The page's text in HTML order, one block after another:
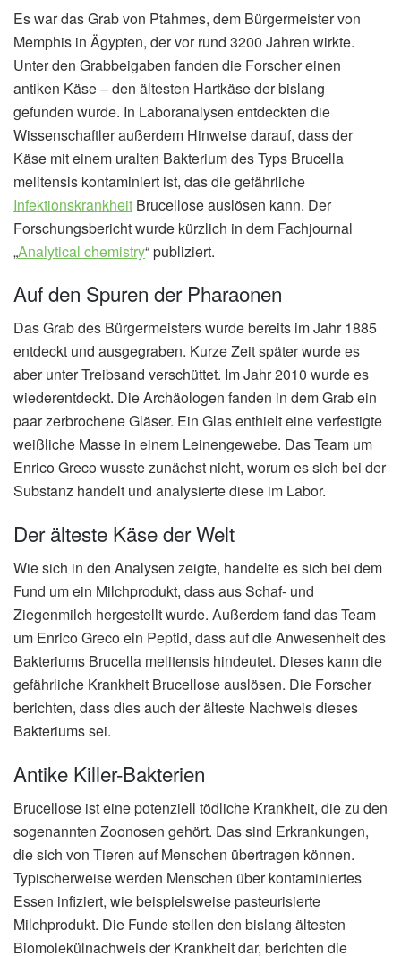
Es war das Grab von Ptahmes, dem Bürgermeister von
Memphis in Ägypten, der vor rund 3200 Jahren wirkte.
Unter den Grabbeigaben fanden die Forscher einen
antiken Käse – den ältesten Hartkäse der bislang
gefunden wurde. In Laboranalysen entdeckten die
Wissenschaftler außerdem Hinweise darauf, dass der
Käse mit einem uralten Bakterium des Typs Brucella
melitensis kontaminiert ist, das die gefährliche
Infektionskrankheit Brucellose auslösen kann. Der
Forschungsbericht wurde kürzlich in dem Fachjournal
„Analytical chemistry“ publiziert.
Auf den Spuren der Pharaonen
Das Grab des Bürgermeisters wurde bereits im Jahr 1885
entdeckt und ausgegraben. Kurze Zeit später wurde es
aber unter Treibsand verschüttet. Im Jahr 2010 wurde es
wiederentdeckt. Die Archäologen fanden in dem Grab ein
paar zerbrochene Gläser. Ein Glas enthielt eine verfestigte
weißliche Masse in einem Leinengewebe. Das Team um
Enrico Greco wusste zunächst nicht, worum es sich bei der
Substanz handelt und analysierte diese im Labor.
Der älteste Käse der Welt
Wie sich in den Analysen zeigte, handelte es sich bei dem
Fund um ein Milchprodukt, dass aus Schaf- und
Ziegenmilch hergestellt wurde. Außerdem fand das Team
um Enrico Greco ein Peptid, dass auf die Anwesenheit des
Bakteriums Brucella melitensis hindeutet. Dieses kann die
gefährliche Krankheit Brucellose auslösen. Die Forscher
berichten, dass dies auch der älteste Nachweis dieses
Bakteriums sei.
Antike Killer-Bakterien
Brucellose ist eine potenziell tödliche Krankheit, die zu den
sogenannten Zoonosen gehört. Das sind Erkrankungen,
die sich von Tieren auf Menschen übertragen können.
Typischerweise werden Menschen über kontaminiertes
Essen infiziert, wie beispielsweise pasteurisierte
Milchprodukt. Die Funde stellen den bislang ältesten
Biomolekülnachweis der Krankheit dar, berichten die